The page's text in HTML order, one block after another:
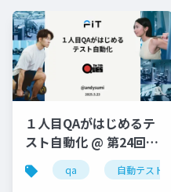
１人目QAがはじめるテ
スト自動化 @ 第24回
Ques
qa 自動テスト